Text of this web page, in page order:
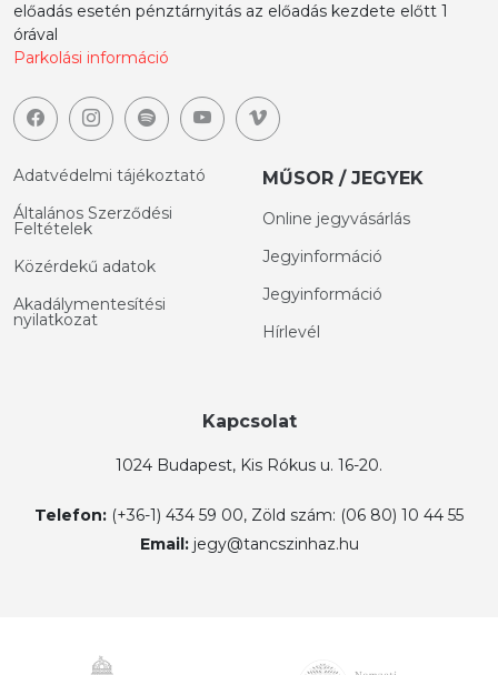
előadás esetén pénztárnyitás az előadás kezdete előtt 1
órával
Parkolási információ
Adatvédelmi tájékoztató
Általános Szerződési
Feltételek
Közérdekű adatok
Akadálymentesítési
nyilatkozat
MŰSOR / JEGYEK
Online jegyvásárlás
Jegyinformáció
Jegyinformáció
Hírlevél
Kapcsolat
1024 Budapest, Kis Rókus u. 16-20.
Telefon: (+36-1) 434 59 00, Zöld szám: (06 80) 10 44 55
Email: jegy@tancszinhaz.hu